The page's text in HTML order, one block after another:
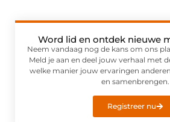
Word lid en ontdek nieuwe
Neem vandaag nog de kans om ons
Meld je aan en deel jouw verhaal met
welke manier jouw ervaringen
en samenbrengen.
Registreer nu